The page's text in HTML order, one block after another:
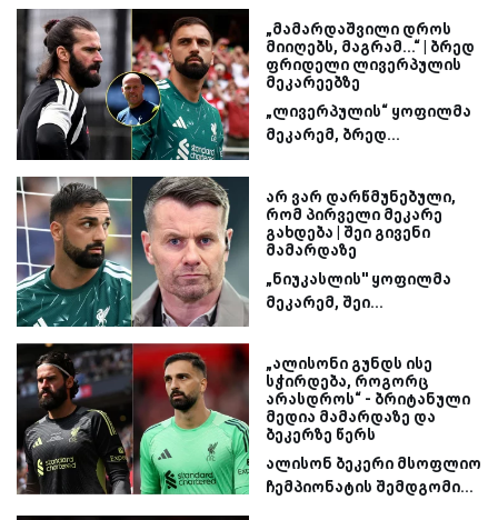
„მამარდაშვილი დროს
მიიღებს, მაგრამ...“ | ბრედ
ფრიდელი ლივერპულის
მეკარეებზე
„ლივერპულის“ ყოფილმა
მეკარემ, ბრედ...
არ ვარ დარწმუნებული,
რომ პირველი მეკარე
გახდება | შეი გივენი
მამარდაზე
„ნიუკასლის'' ყოფილმა
მეკარემ, შეი...
„ალისონი გუნდს ისე
სჭირდება, როგორც
არასდროს“ - ბრიტანული
მედია მამარდაზე და
ბეკერზე წერს
ალისონ ბეკერი მსოფლიო
ჩემპიონატის შემდგომი...